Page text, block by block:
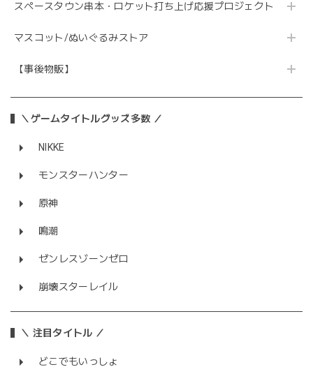
スペースタウン串本・ロケット打ち上げ応援プロジェクト
マスコット/ぬいぐるみストア
【事後物販】
＼ゲームタイトルグッズ多数 ／
NIKKE
モンスターハンター
原神
鳴潮
ゼンレスゾーンゼロ
崩壊スターレイル
＼ 注目タイトル ／
どこでもいっしょ